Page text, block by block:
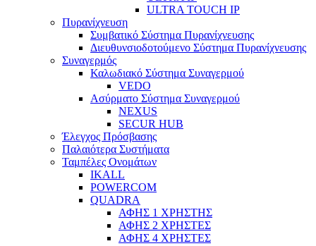
ULTRA TOUCH IP
Πυρανίχνευση
Συμβατικό Σύστημα Πυρανίχνευσης
Διευθυνσιοδοτούμενο Σύστημα Πυρανίχνευσης
Συναγερμός
Καλωδιακό Σύστημα Συναγερμού
VEDO
Ασύρματο Σύστημα Συναγερμού
NEXUS
SECUR HUB
Έλεγχος Πρόσβασης
Παλαιότερα Συστήματα
Ταμπέλες Ονομάτων
IKALL
POWERCOM
QUADRA
ΑΦΗΣ 1 ΧΡΗΣΤΗΣ
ΑΦΗΣ 2 ΧΡΗΣΤΕΣ
ΑΦΗΣ 4 ΧΡΗΣΤΕΣ